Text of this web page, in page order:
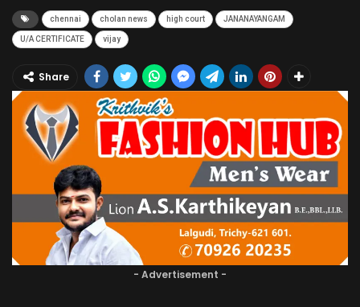
chennai cholan news high court JANANAYANGAM
U/A CERTIFICATE vijay
Share
- Advertisement -